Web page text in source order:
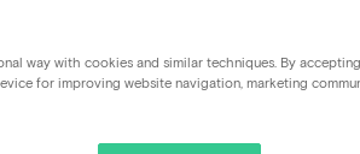
om via Ideal/Bancontact,
is het voor boekingen wat verder in
betalen. De voorwaarde hiervoor is
way with cookies and similar techniques. By
for improving website navigation, marketing